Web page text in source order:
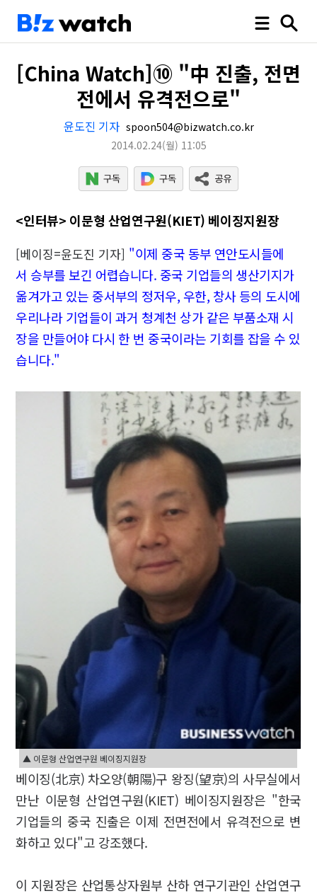
[China Watch]⑩ "中 진출, 전면
전에서 유격전으로"
윤도진 기자 spoon504@bizwatch.co.kr
2014.02.24(월) 11:05
<인터뷰> 이문형 산업연구원(KIET) 베이징지원장
[베이징=윤도진 기자] "이제 중국 동부 연안도시들에
서 승부를 보긴 어렵습니다. 중국 기업들의 생산기지가
옮겨가고 있는 중서부의 정저우, 우한, 창사 등의 도시에
우리나라 기업들이 과거 청계천 상가 같은 부품소재 시
장을 만들어야 다시 한 번 중국이라는 기회를 잡을 수 있
습니다."
▲ 이문형 산업연구원 베이징지원장
베이징(北京) 차오양(朝陽)구 왕징(望京)의 사무실에서
만난 이문형 산업연구원(KIET) 베이징지원장은 "한국
기업들의 중국 진출은 이제 전면전에서 유격전으로 변
화하고 있다"고 강조했다.
이 지원장은 산업통상자원부 산하 연구기관인 산업연구